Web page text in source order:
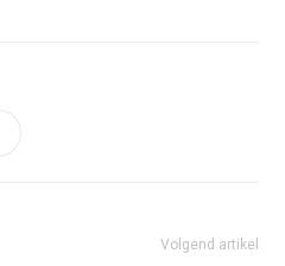
Volgend artikel